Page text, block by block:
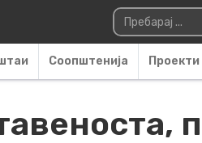
Пребарувај за:
Соопштенија Проекти